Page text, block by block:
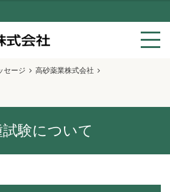
セージ 高砂薬業株式会社
験について